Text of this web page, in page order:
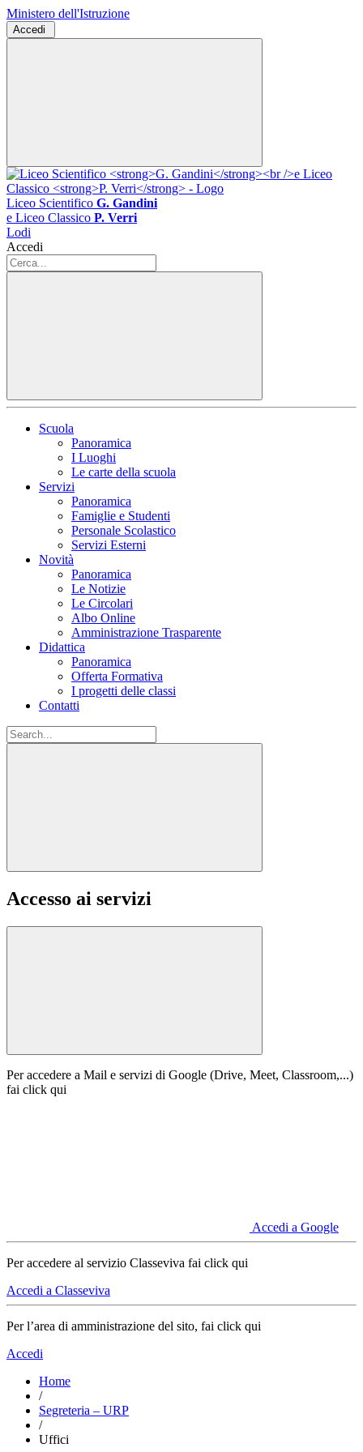
Ministero dell'Istruzione
Accedi
Liceo Scientifico G. Gandini
e Liceo Classico P. Verri
Lodi
Accedi
Scuola
Panoramica
I Luoghi
Le carte della scuola
Servizi
Panoramica
Famiglie e Studenti
Personale Scolastico
Servizi Esterni
Novità
Panoramica
Le Notizie
Le Circolari
Albo Online
Amministrazione Trasparente
Didattica
Panoramica
Offerta Formativa
I progetti delle classi
Contatti
Accesso ai servizi
Per accedere a Mail e servizi di Google (Drive, Meet, Classroom,...)
fai click qui
Accedi a Google
Per accedere al servizio Classeviva fai click qui
Accedi a Classeviva
Per l’area di amministrazione del sito, fai click qui
Accedi
Home
/
Segreteria – URP
/
Uffici